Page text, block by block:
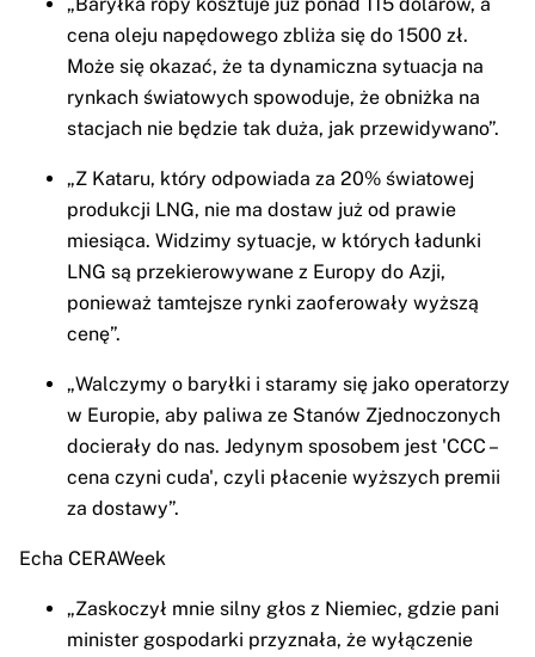
cena oleju napędowego zbliża się do 1500 zł.
Może się okazać, że ta dynamiczna sytuacja na
rynkach światowych spowoduje, że obniżka na
stacjach nie będzie tak duża, jak przewidywano”.
„Z Kataru, który odpowiada za 20% światowej
produkcji LNG, nie ma dostaw już od prawie
miesiąca. Widzimy sytuacje, w których ładunki
LNG są przekierowywane z Europy do Azji,
ponieważ tamtejsze rynki zaoferowały wyższą
cenę”.
„Walczymy o baryłki i staramy się jako operatorzy
w Europie, aby paliwa ze Stanów Zjednoczonych
docierały do nas. Jedynym sposobem jest 'CCC –
cena czyni cuda', czyli płacenie wyższych premii
za dostawy”.
Echa CERAWeek
„Zaskoczył mnie silny głos z Niemiec, gdzie pani
minister gospodarki przyznała, że wyłączenie